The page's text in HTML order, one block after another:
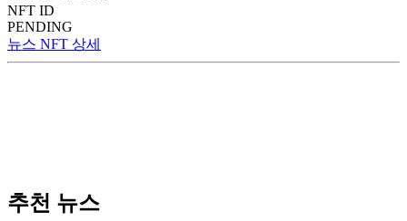
NFT ID
PENDING
뉴스 NFT 상세
추천 뉴스